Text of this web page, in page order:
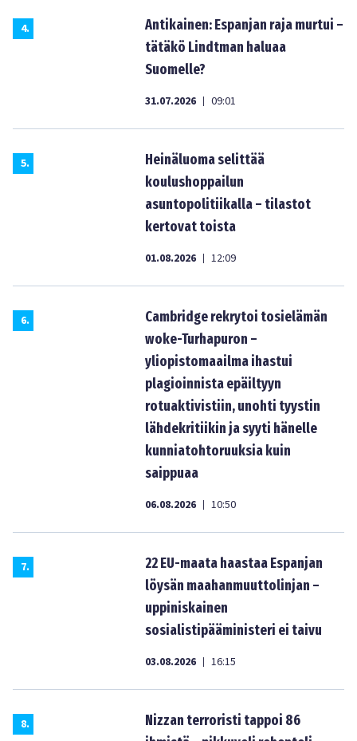
4.
Antikainen: Espanjan raja murtui –
tätäkö Lindtman haluaa
Suomelle?
31.07.2026 | 09:01
5.
Heinäluoma selittää
koulushoppailun
asuntopolitiikalla – tilastot
kertovat toista
01.08.2026 | 12:09
6.
Cambridge rekrytoi tosielämän
woke-Turhapuron –
yliopistomaailma ihastui
plagioinnista epäiltyyn
rotuaktivistiin, unohti tyystin
lähdekritiikin ja syyti hänelle
kunniatohtoruuksia kuin
saippuaa
06.08.2026 | 10:50
7.
22 EU-maata haastaa Espanjan
löysän maahanmuuttolinjan –
uppiniskainen
sosialistipääministeri ei taivu
03.08.2026 | 16:15
8.
Nizzan terroristi tappoi 86